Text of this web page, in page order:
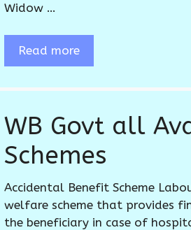
Widow …
Read more
WB Govt all
Schemes
Accidental Benefit Scheme
welfare scheme that provides
the beneficiary in case of